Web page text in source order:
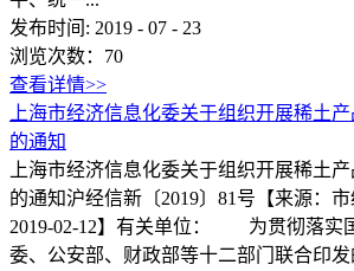
发布时间: 2019 - 07 - 23
浏览次数： 70
查看详情>>
上海市经济信息化委关于组织开展稀土
的通知
上海市经济信息化委关于组织开展稀土
的通知沪经信新〔2019〕81号【来源：市
2019-02-12】有关单位： 为贯彻落实
委、公安部、财政部等十二部门联合印